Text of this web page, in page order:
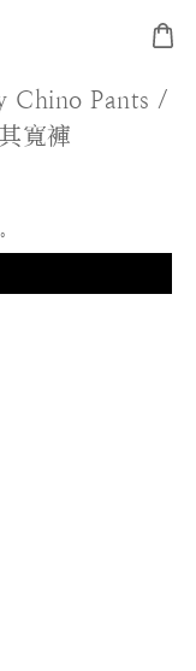
Chino Pants /
寬褲